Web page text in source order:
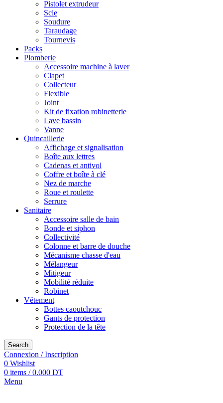
Pistolet extrudeur
Scie
Soudure
Taraudage
Tournevis
Packs
Plomberie
Accessoire machine à laver
Clapet
Collecteur
Flexible
Joint
Kit de fixation robinetterie
Lave bassin
Vanne
Quincaillerie
Affichage et signalisation
Boîte aux lettres
Cadenas et antivol
Coffre et boîte à clé
Nez de marche
Roue et roulette
Serrure
Sanitaire
Accessoire salle de bain
Bonde et siphon
Collectivité
Colonne et barre de douche
Mécanisme chasse d'eau
Mélangeur
Mitigeur
Mobilité réduite
Robinet
Vêtement
Bottes caoutchouc
Gants de protection
Protection de la tête
Search
Connexion / Inscription
0 Wishlist
0 items / 0.000 DT
Menu